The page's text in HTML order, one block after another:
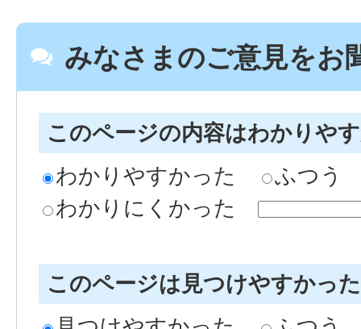
みなさまのご意見をお
このページの内容はわかりや
わかりやすかった
ふつう
わかりにくかった
このページは見つけやすかっ